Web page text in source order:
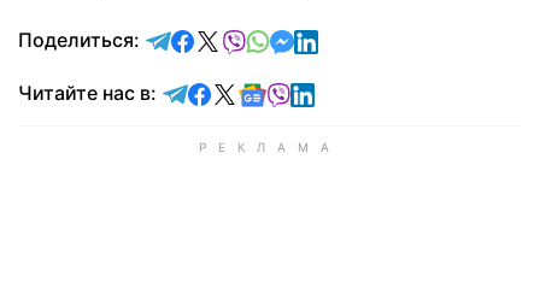
Поделиться: отправить в Telegram
поделиться в Facebook
поделиться в X
отправить в Viber
отправить в Whatsapp
отправить в Messenger
отправить в LinkedIn
Читайте нас в: Читайте в Telegram
Читайте в Facebook
Читайте в X
Читайте в Google news
Читайте в Viber
Читайте в LinkedIn